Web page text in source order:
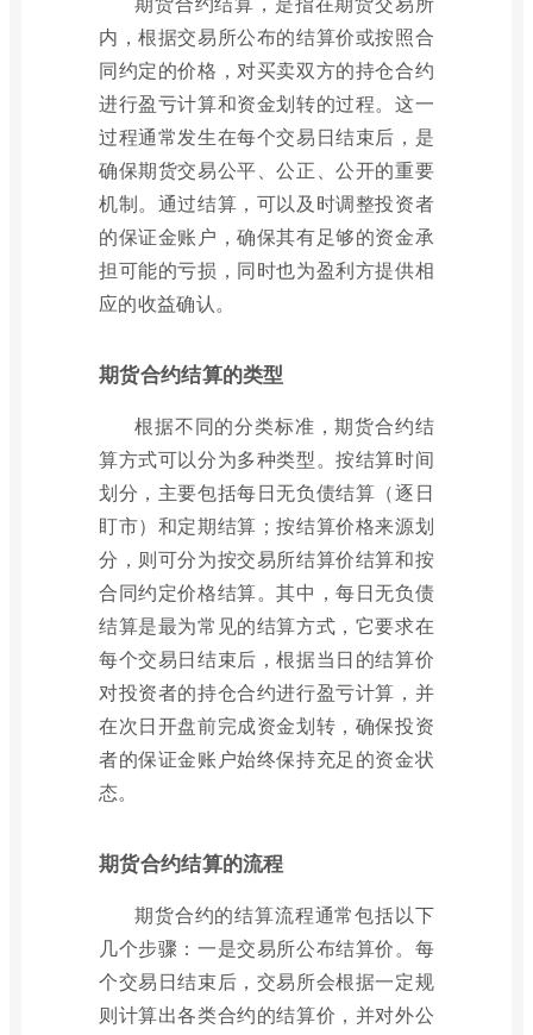
内，根据交易所公布的结算价或按照合
同约定的价格，对买卖双方的持仓合约
进行盈亏计算和资金划转的过程。这一
过程通常发生在每个交易日结束后，是
确保期货交易公平、公正、公开的重要
机制。通过结算，可以及时调整投资者
的保证金账户，确保其有足够的资金承
担可能的亏损，同时也为盈利方提供相
应的收益确认。
期货合约结算的类型
根据不同的分类标准，期货合约结
算方式可以分为多种类型。按结算时间
划分，主要包括每日无负债结算（逐日
盯市）和定期结算；按结算价格来源划
分，则可分为按交易所结算价结算和按
合同约定价格结算。其中，每日无负债
结算是最为常见的结算方式，它要求在
每个交易日结束后，根据当日的结算价
对投资者的持仓合约进行盈亏计算，并
在次日开盘前完成资金划转，确保投资
者的保证金账户始终保持充足的资金状
态。
期货合约结算的流程
期货合约的结算流程通常包括以下
几个步骤：一是交易所公布结算价。每
个交易日结束后，交易所会根据一定规
则计算出各类合约的结算价，并对外公